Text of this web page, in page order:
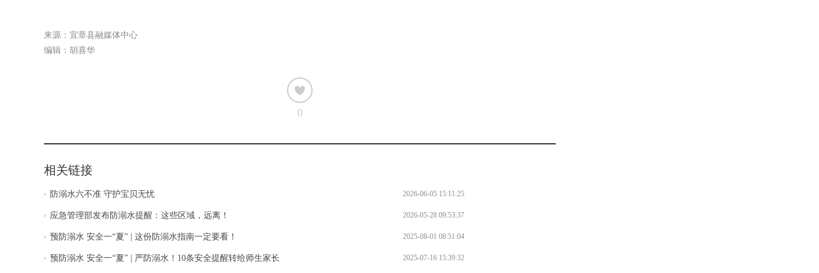
来源：宜章县融媒体中心
编辑：胡喜华
0
相关链接
防溺水六不准 守护宝贝无忧 2026-06-05 15:11:25
应急管理部发布防溺水提醒：这些区域，远离！ 2026-05-28 09:53:37
预防溺水 安全一“夏” | 这份防溺水指南一定要看！ 2025-08-01 08:51:04
预防溺水 安全一“夏” | 严防溺水！10条安全提醒转给师生家长 2025-07-16 15:39:32